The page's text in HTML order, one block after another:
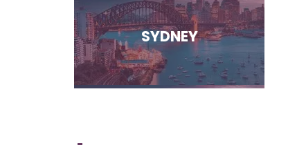
SYDNEY